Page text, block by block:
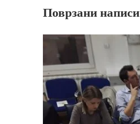
Поврзани написи